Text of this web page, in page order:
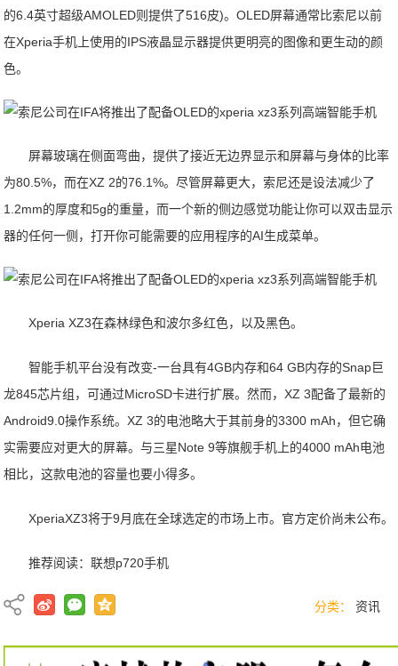
的6.4英寸超级AMOLED则提供了516皮)。OLED屏幕通常比索尼以前
在Xperia手机上使用的IPS液晶显示器提供更明亮的图像和更生动的颜
色。
屏幕玻璃在侧面弯曲，提供了接近无边界显示和屏幕与身体的比率
为80.5%，而在XZ 2的76.1%。尽管屏幕更大，索尼还是设法减少了
1.2mm的厚度和5g的重量，而一个新的侧边感觉功能让你可以双击显示
器的任何一侧，打开你可能需要的应用程序的AI生成菜单。
Xperia XZ3在森林绿色和波尔多红色，以及黑色。
智能手机平台没有改变-一台具有4GB内存和64 GB内存的Snap巨
龙845芯片组，可通过MicroSD卡进行扩展。然而，XZ 3配备了最新的
Android9.0操作系统。XZ 3的电池略大于其前身的3300 mAh，但它确
实需要应对更大的屏幕。与三星Note 9等旗舰手机上的4000 mAh电池
相比，这款电池的容量也要小得多。
XperiaXZ3将于9月底在全球选定的市场上市。官方定价尚未公布。
推荐阅读：联想p720手机
分类： 资讯